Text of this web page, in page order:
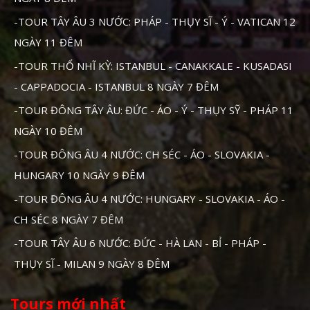
-TOUR TÂY ÂU 3 NƯỚC: PHÁP - THỤY SĨ - Ý - VATICAN 12
NGÀY 11 ĐÊM
-TOUR THỔ NHĨ KỲ: ISTANBUL - CANAKKALE - KUSADASI
- CAPPADOCIA - ISTANBUL 8 NGÀY 7 ĐÊM
-TOUR ĐÔNG TÂY ÂU: ĐỨC - ÁO - Ý - THỤY SỸ - PHÁP 11
NGÀY 10 ĐÊM
-TOUR ĐÔNG ÂU 4 NƯỚC: CH SÉC - ÁO - SLOVAKIA -
HUNGARY 10 NGÀY 9 ĐÊM
-TOUR ĐÔNG ÂU 4 NƯỚC: HUNGARY - SLOVAKIA - ÁO -
CH SÉC 8 NGÀY 7 ĐÊM
-TOUR TÂY ÂU 6 NƯỚC: ĐỨC - HÀ LAN - BỈ - PHÁP -
THỤY SĨ - MILAN 9 NGÀY 8 ĐÊM
Tours mới nhất